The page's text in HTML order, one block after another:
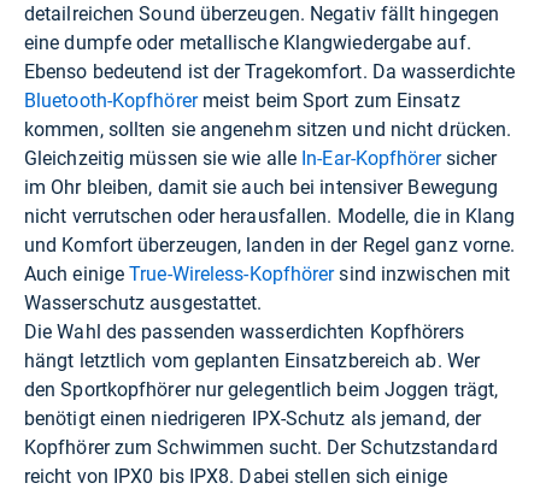
detailreichen Sound überzeugen. Negativ fällt hingegen
eine dumpfe oder metallische Klangwiedergabe auf.
Ebenso bedeutend ist der Tragekomfort. Da wasserdichte
Bluetooth-Kopfhörermeist beim Sport zum Einsatz
kommen, sollten sie angenehm sitzen und nicht drücken.
Gleichzeitig müssen sie wie alle In-Ear-Kopfhörersicher
im Ohr bleiben, damit sie auch bei intensiver Bewegung
nicht verrutschen oder herausfallen. Modelle, die in Klang
und Komfort überzeugen, landen in der Regel ganz vorne.
Auch einigeTrue-Wireless-Kopfhörersind inzwischen mit
Wasserschutz ausgestattet.
Die Wahl des passenden wasserdichten Kopfhörers
hängt letztlich vom geplanten Einsatzbereich ab. Wer
den Sportkopfhörer nur gelegentlich beim Joggen trägt,
benötigt einen niedrigeren IPX-Schutz als jemand, der
Kopfhörer zum Schwimmen sucht. Der Schutzstandard
reicht von IPX0 bis IPX8. Dabei stellen sich einige